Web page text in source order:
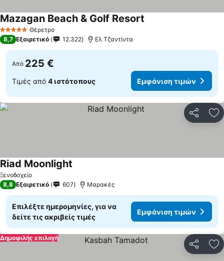
5 Αστέρια Θέρετρο
Mazagan Beach & Golf Resort
8,7 Εξαιρετικό 12.322 Ελ Τζαντίντα
Από 225 €
Τιμές από 4 ιστότοπους Εμφάνιση τιμών
Ξενοδοχείο
Riad Moonlight
8,8 Εξαιρετικό 607 Μαρακές
Επιλέξτε ημερομηνίες, για να
δείτε τις ακριβείς τιμές
Εμφάνιση τιμών
Δημοφιλής επιλογή